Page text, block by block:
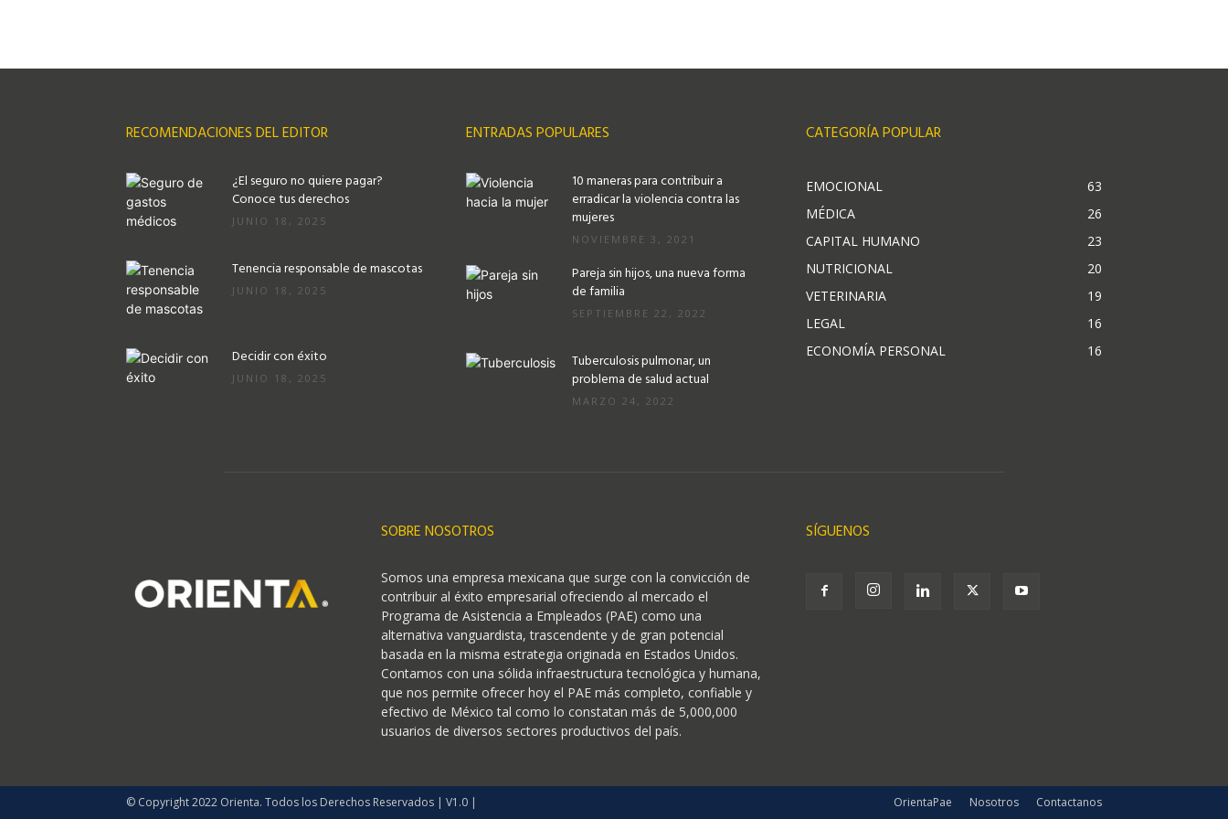
RECOMENDACIONES DEL EDITOR
¿El seguro no quiere pagar?
Conoce tus derechos
JUNIO 18, 2025
Tenencia responsable de mascotas
JUNIO 18, 2025
Decidir con éxito
JUNIO 18, 2025
ENTRADAS POPULARES
10 maneras para contribuir a
erradicar la violencia contra las
mujeres
NOVIEMBRE 3, 2021
Pareja sin hijos, una nueva forma
de familia
SEPTIEMBRE 22, 2022
Tuberculosis pulmonar, un
problema de salud actual
MARZO 24, 2022
CATEGORÍA POPULAR
EMOCIONAL
63
MÉDICA
26
CAPITAL HUMANO
23
NUTRICIONAL
20
VETERINARIA
19
LEGAL
16
ECONOMÍA PERSONAL
16
SOBRE NOSOTROS
Somos una empresa mexicana que surge con la convicción de
contribuir al éxito empresarial ofreciendo al mercado el
Programa de Asistencia a Empleados (PAE) como una
alternativa vanguardista, trascendente y de gran potencial
basada en la misma estrategia originada en Estados Unidos.
Contamos con una sólida infraestructura tecnológica y humana,
que nos permite ofrecer hoy el PAE más completo, confiable y
efectivo de México tal como lo constatan más de 5,000,000
usuarios de diversos sectores productivos del país.
SÍGUENOS
OrientaPae Nosotros Contactanos
© Copyright 2022 Orienta. Todos los Derechos Reservados | V1.0 |